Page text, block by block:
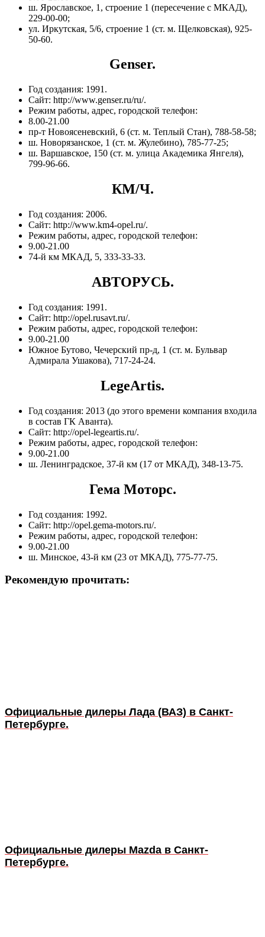
ш. Ярославское, 1, строение 1 (пересечение с МКАД),
229-00-00;
ул. Иркутская, 5/6, строение 1 (ст. м. Щелковская), 925-
50-60.
Genser.
Год создания: 1991.
Сайт: http://www.genser.ru/ru/.
Режим работы, адрес, городской телефон:
8.00-21.00
пр-т Новоясеневский, 6 (ст. м. Теплый Стан), 788-58-58;
ш. Новорязанское, 1 (ст. м. Жулебино), 785-77-25;
ш. Варшавское, 150 (ст. м. улица Академика Янгеля),
799-96-66.
КМ/Ч.
Год создания: 2006.
Сайт: http://www.km4-opel.ru/.
Режим работы, адрес, городской телефон:
9.00-21.00
74-й км МКАД, 5, 333-33-33.
АВТОРУСЬ.
Год создания: 1991.
Сайт: http://opel.rusavt.ru/.
Режим работы, адрес, городской телефон:
9.00-21.00
Южное Бутово, Чечерский пр-д, 1 (ст. м. Бульвар
Адмирала Ушакова), 717-24-24.
LegeArtis.
Год создания: 2013 (до этого времени компания входила
в состав ГК Аванта).
Сайт: http://opel-legeartis.ru/.
Режим работы, адрес, городской телефон:
9.00-21.00
ш. Ленинградское, 37-й км (17 от МКАД), 348-13-75.
Гема Моторс.
Год создания: 1992.
Сайт: http://opel.gema-motors.ru/.
Режим работы, адрес, городской телефон:
9.00-21.00
ш. Минское, 43-й км (23 от МКАД), 775-77-75.
Рекомендую прочитать:
Официальные дилеры Лада (ВАЗ) в Санкт-
Петербурге.
Официальные дилеры Mazda в Санкт-
Петербурге.